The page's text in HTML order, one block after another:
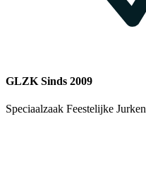
GLZK Sinds 2009
Speciaalzaak Feestelijke Jurken